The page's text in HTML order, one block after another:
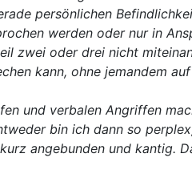
persönlichen
werden oder nur in
zwei oder drei nicht
kann, ohne jemandem
und verbalen Angriffen
bin ich dann so
angebunden und kantig.